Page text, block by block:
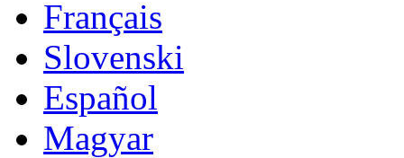
Français
Slovenski
Español
Magyar